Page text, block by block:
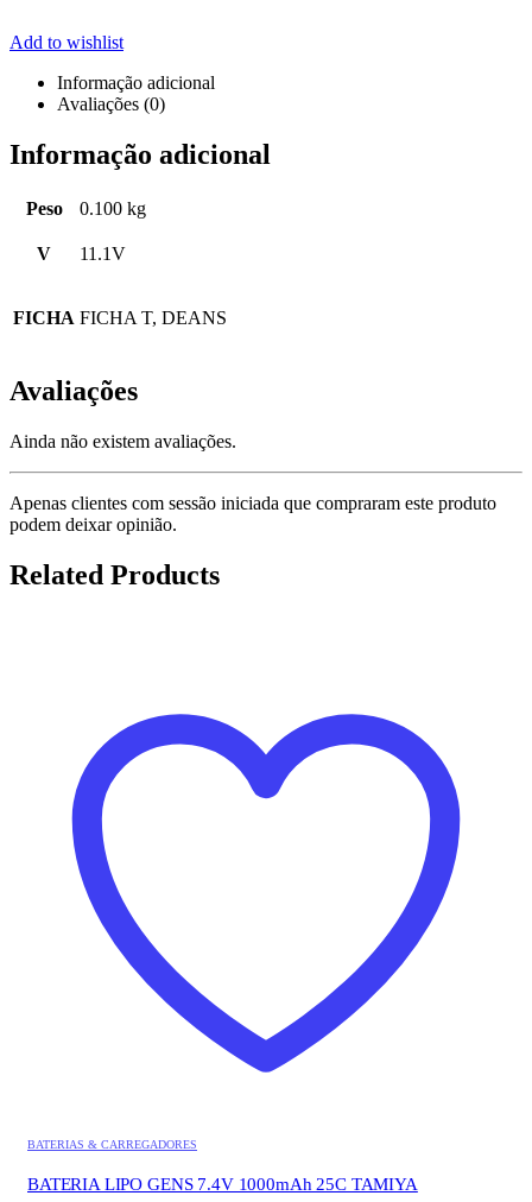
Add to wishlist
Informação adicional
Avaliações (0)
Informação adicional
Peso 0.100 kg
V 11.1V
FICHA FICHA T, DEANS
Avaliações
Ainda não existem avaliações.
Apenas clientes com sessão iniciada que compraram este produto
podem deixar opinião.
Related Products
BATERIAS & CARREGADORES
BATERIA LIPO GENS 7.4V 1000mAh 25C TAMIYA